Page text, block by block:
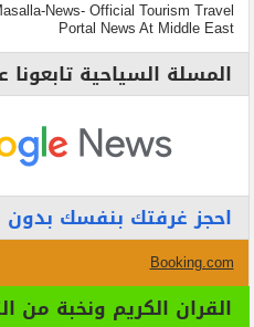
News- Official Tourism Travel
Portal News At Middle East
المسلة السياحية
احجز غرفتك بنفسك
Booking.com
القران الكريم ونخبة من